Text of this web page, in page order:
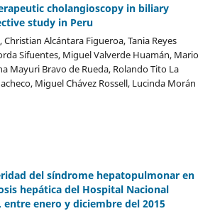
cholangioscopy in biliary
study in Peru
Christian Alcántara Figueroa, Tania Reyes
Sifuentes, Miguel Valverde Huamán, Mario
Mayuri Bravo de Rueda, Rolando Tito La
Miguel Chávez Rossell, Lucinda Morán
del síndrome hepatopulmonar en
hepática del Hospital Nacional
entre enero y diciembre del 2015